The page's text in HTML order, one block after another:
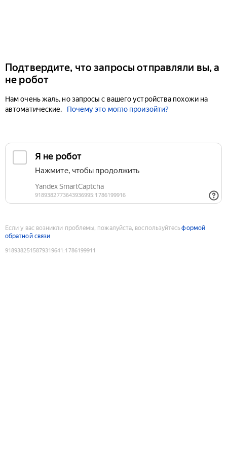
Подтвердите, что запросы отправляли вы, а
не робот
Нам очень жаль, но запросы с вашего устройства похожи на
автоматические.
Почему это могло произойти?
Если у вас возникли проблемы, пожалуйста, воспользуйтесьформой
обратной связи
9189382515879319641 :1786199911